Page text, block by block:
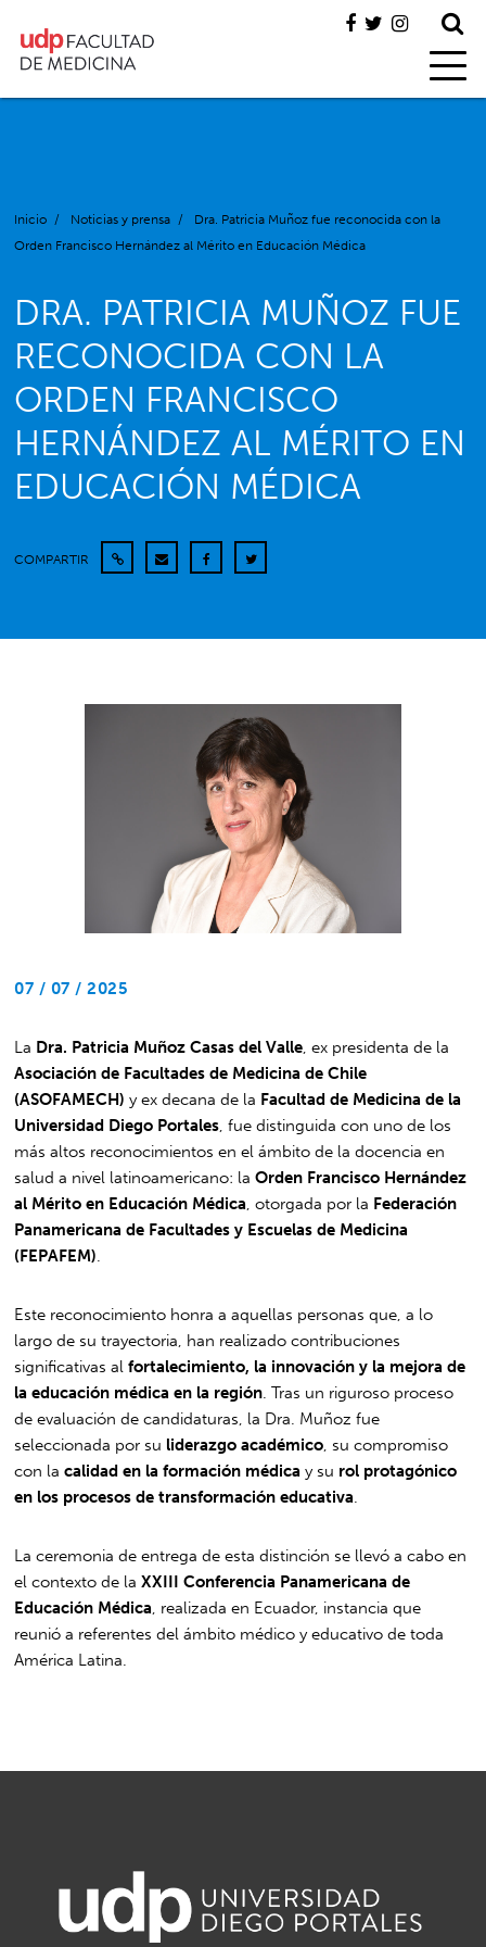
Inicio / Noticias y prensa /
Dra. Patricia Muñoz fue reconocida con la
Orden Francisco Hernández al Mérito en Educación Médica
DRA. PATRICIA MUÑOZ FUE
RECONOCIDA CON LA
ORDEN FRANCISCO
HERNÁNDEZ AL MÉRITO EN
EDUCACIÓN MÉDICA
COMPARTIR
07 / 07 / 2025
La Dra. Patricia Muñoz Casas del Valle , ex presidenta de la
Asociación de Facultades de Medicina de Chile
(ASOFAMECH) y ex decana de la Facultad de Medicina de la
Universidad Diego Portales , fue distinguida con uno de los
más altos reconocimientos en el ámbito de la docencia en
salud a nivel latinoamericano: laOrden Francisco Hernández
al Mérito en Educación Médica , otorgada por la Federación
Panamericana de Facultades y Escuelas de Medicina
(FEPAFEM)
Este reconocimiento honra a aquellas personas que, a lo
largo de su trayectoria, han realizado contribuciones
significativas alfortalecimiento, la innovación y la mejora de
la educación médica en la región . Tras un riguroso proceso
de evaluación de candidaturas, la Dra. Muñoz fue
seleccionada por su liderazgo académico , su compromiso
con lacalidad en la formación médica y su rol protagónico
en los procesos de transformación educativa
La ceremonia de entrega de esta distinción se llevó a cabo en
el contexto de laXXIII Conferencia Panamericana de
Educación Médica , realizada en Ecuador, instancia que
reunió a referentes del ámbito médico y educativo de toda
América Latina.